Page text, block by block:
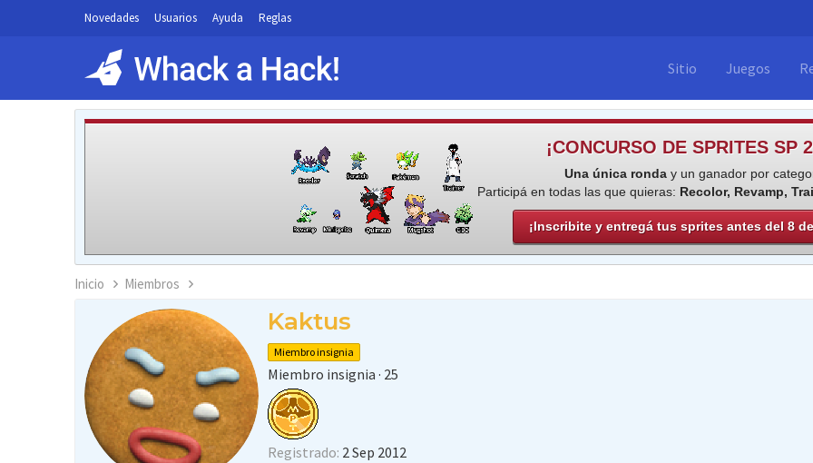
Novedades Usuarios Ayuda Reglas
Sitio Juegos
¡CONCURSO DE SPRITES SP
Una única ronday un ganador por
Participá en todas las que quieras: Recolor, Revamp,
¡Inscribite y entregá tus sprites antes del 8
Inicio Miembros
Kaktus
Miembro insignia
Miembro insignia · 25
Registrado 2 Sep 2012